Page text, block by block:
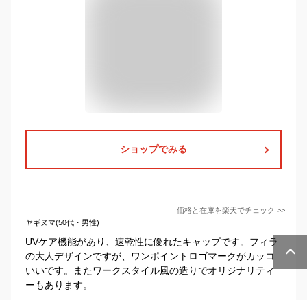
ショップでみる
価格と在庫を楽天でチェック >>
ヤギヌマ(50代・男性)
UVケア機能があり、速乾性に優れたキャップです。フィラ
の大人デザインですが、ワンポイントロゴマークがカッコ
いいです。またワークスタイル風の造りでオリジナリティ
ーもあります。